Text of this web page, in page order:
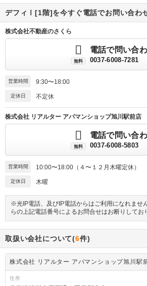
デフィⅠ[1階]を今すぐ電話でお問い合わ
株式会社不動産のさくら
無料
電話で問い合
0037-6008-7281
営業時間 9:30〜18:00
定休日 不定休
株式会社 リアルター アパマンショップ旭川駅前店
無料
電話で問い合
0037-6008-5803
営業時間 10:00〜18:00（４〜１２月木曜定休）
定休日 木曜
※光IP電話、及びIP電話からはご利用になれませ
らの上記電話番号によるお問合せはお断りしてお
取扱い会社について(6件)
株式会社 リアルター アパマンショップ旭川駅
住所